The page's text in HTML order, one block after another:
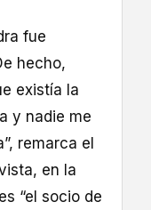
fue
hecho,
existía la
y nadie me
remarca el
en la
“el socio de